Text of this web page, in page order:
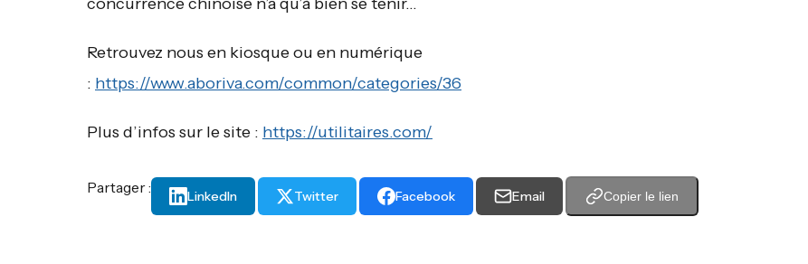
Retrouvez nous en kiosque ou en numérique
: https://www.aboriva.com/common/categories/36
Plus d’infos sur le site : https://utilitaires.com/
Partager : LinkedIn Twitter Facebook Email Copier le lien